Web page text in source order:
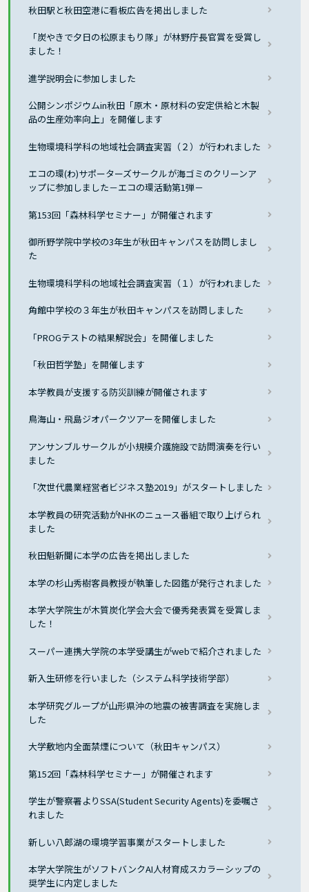
秋田駅と秋田空港に看板広告を掲出しました
「炭やきで夕日の松原まもり隊」が林野庁長官賞を受賞し
ました！
進学説明会に参加しました
公開シンポジウムin秋田「原木・原材料の安定供給と木製
品の生産効率向上」を開催します
生物環境科学科の地域社会調査実習（２）が行われました
エコの環(わ)サポーターズサークルが海ゴミのクリーンア
ップに参加しました－エコの環活動第1弾－
第153回「森林科学セミナー」が開催されます
御所野学院中学校の3年生が秋田キャンパスを訪問しまし
た
生物環境科学科の地域社会調査実習（１）が行われました
角館中学校の３年生が秋田キャンパスを訪問しました
「PROGテストの結果解説会」を開催しました
「秋田哲学塾」を開催します
本学教員が支援する防災訓練が開催されます
鳥海山・飛島ジオパークツアーを開催しました
アンサンブルサークルが小規模介護施設で訪問演奏を行い
ました
「次世代農業経営者ビジネス塾2019」がスタートしました
本学教員の研究活動がNHKのニュース番組で取り上げられ
ました
秋田魁新聞に本学の広告を掲出しました
本学の杉山秀樹客員教授が執筆した図鑑が発行されました
本学大学院生が木質炭化学会大会で優秀発表賞を受賞しま
した！
スーパー連携大学院の本学受講生がwebで紹介されました
新入生研修を行いました（システム科学技術学部）
本学研究グループが山形県沖の地震の被害調査を実施しま
した
大学敷地内全面禁煙について（秋田キャンパス）
第152回「森林科学セミナー」が開催されます
学生が警察署よりSSA(Student Security Agents)を委嘱さ
れました
新しい八郎湖の環境学習事業がスタートしました
本学大学院生がソフトバンクAI人材育成スカラーシップの
奨学生に内定しました